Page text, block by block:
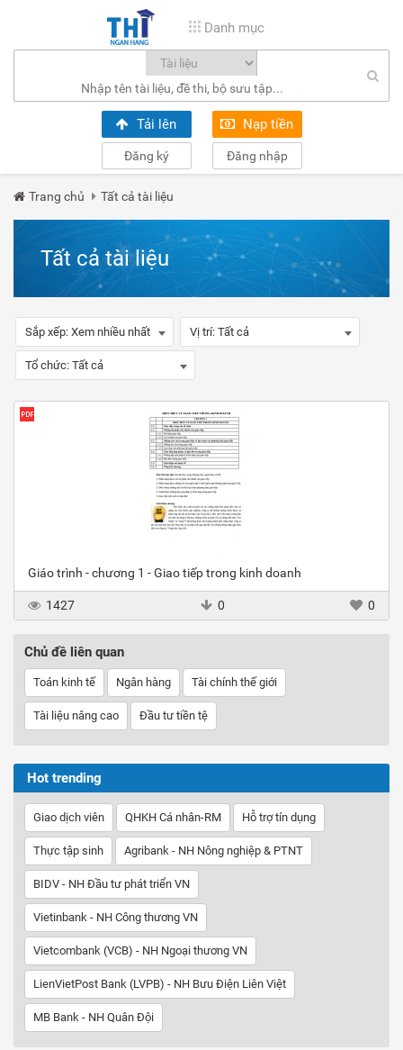
Danh mục
Tải lên Nạp tiền
Đăng ký Đăng nhập
Trang chủ Tất cả tài liệu
Tất cả tài liệu
Sắp xếp: Xem nhiều nhất Vị trí: Tất cả
Tổ chức: Tất cả
Giáo trình - chương 1 - Giao tiếp trong kinh doanh
1427 0 0
Chủ đề liên quan
Toán kinh tế Ngân hàng Tài chính thế giới
Tài liệu nâng cao Đầu tư tiền tệ
Hot trending
Giao dịch viên QHKH Cá nhân-RM Hỗ trợ tín dụng
Thực tập sinh Agribank - NH Nông nghiệp & PTNT
BIDV - NH Đầu tư phát triển VN
Vietinbank - NH Công thương VN
Vietcombank (VCB) - NH Ngoại thương VN
LienVietPost Bank (LVPB) - NH Bưu Điện Liên Việt
MB Bank - NH Quân Đội